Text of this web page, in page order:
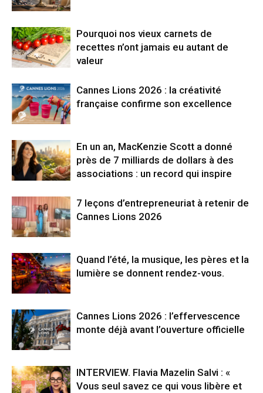
Pourquoi nos vieux carnets de
recettes n’ont jamais eu autant de
valeur
Cannes Lions 2026 : la créativité
française confirme son excellence
En un an, MacKenzie Scott a donné
près de 7 milliards de dollars à des
associations : un record qui inspire
7 leçons d’entrepreneuriat à retenir de
Cannes Lions 2026
Quand l’été, la musique, les pères et la
lumière se donnent rendez-vous.
Cannes Lions 2026 : l’effervescence
monte déjà avant l’ouverture officielle
INTERVIEW. Flavia Mazelin Salvi : «
Vous seul savez ce qui vous libère et